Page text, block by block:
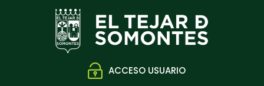
ACCESO USUARIO